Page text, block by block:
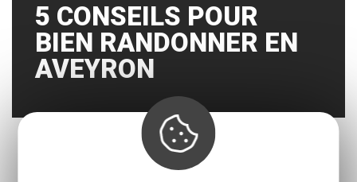
5 CONSEILS POUR
BIEN RANDONNER EN
AVEYRON
4